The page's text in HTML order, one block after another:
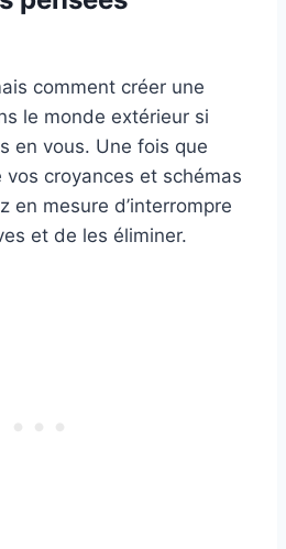
comment créer une
le monde extérieur si
en vous. Une fois que
croyances et schémas
en mesure d’interrompre
et de les éliminer.